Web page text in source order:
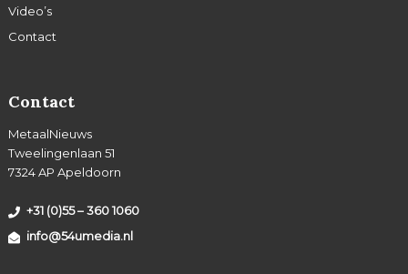
Video’s
Contact
Contact
MetaalNieuws
Tweelingenlaan 51
7324 AP Apeldoorn
+31 (0)55 – 360 1060
info@54umedia.nl